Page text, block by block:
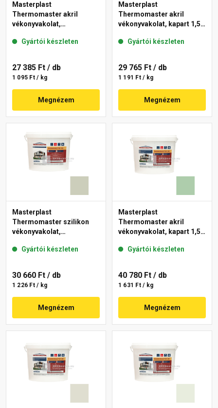
Masterplast
Thermomaster akril
vékonyvakolat,
42-D 25 kg
Gyártói készleten
27 385 Ft / db
1 095 Ft / kg
Megnézem
Masterplast
Thermomaster akril
vékonyvakolat, kapart 1,5
Gyártói készleten
29 765 Ft / db
1 191 Ft / kg
Megnézem
Masterplast
Thermomaster szilikon
vékonyvakolat,
42-D 25 kg
Gyártói készleten
30 660 Ft / db
1 226 Ft / kg
Megnézem
Masterplast
Thermomaster akril
vékonyvakolat, kapart 1,5
Gyártói készleten
40 780 Ft / db
1 631 Ft / kg
Megnézem